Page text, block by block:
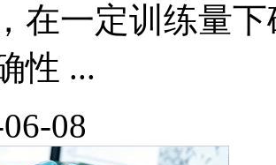
在一定训练量
性 ...
08